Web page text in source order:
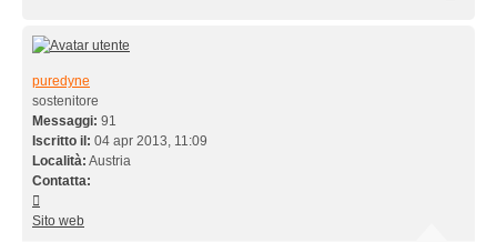
puredyne
sostenitore
Messaggi: 91
Iscritto il: 04 apr 2013, 11:09
Località: Austria
Contatta:
puredyne
Sito web